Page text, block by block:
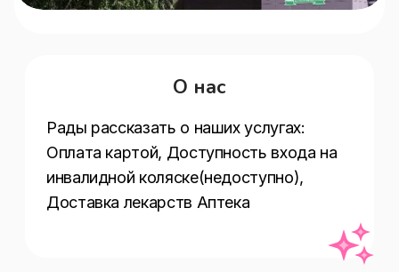
О нас
Рады рассказать о наших услугах:
Оплата картой, Доступность входа на
инвалидной коляске(недоступно),
Доставка лекарств Аптека